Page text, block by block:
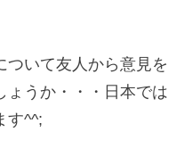
ついて友人から意見を
ょうか・・・日本では
す^^;